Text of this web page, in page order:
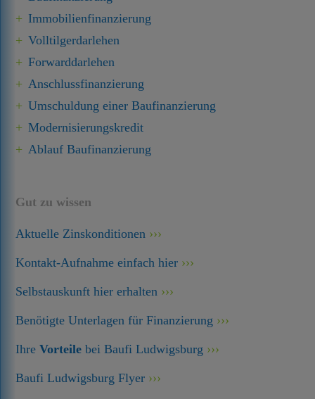
Immobilien­finanzierung
Volltilgerdarlehen
Forward­darlehen
Anschluss­finanzierung
Umschuldung einer Baufinanzierung
Modernisierungskredit
Ablauf Baufinanzierung
Gut zu wissen
Aktuelle Zinskonditionen
Kontakt-Aufnahme einfach hier
Selbstauskunft hier erhalten
Benötigte Unterlagen für Finanzierung
IhreVorteile bei Baufi Ludwigsburg
Baufi Ludwigsburg Flyer